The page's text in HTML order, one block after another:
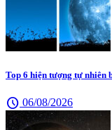
Top 6 hiện tượng tự nhiên
schedule 06/08/2026